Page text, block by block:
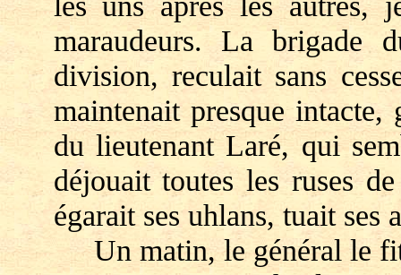
maraudeurs. La brigade
division, reculait sans
maintenait presque
du lieutenant Laré, qui
déjouait toutes les ruses
égarait ses uhlans, tuait ses
Un matin, le général le